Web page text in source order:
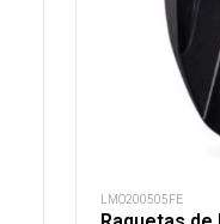
LMO200505FE